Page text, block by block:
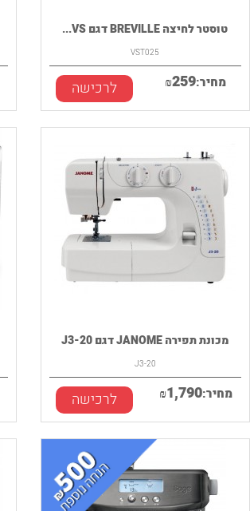
טוסטר לחיצה BREVILLE דגם VS...
VST025
מחיר: ₪259 לרכישה
מכונת תפירה JANOME דגם J3-20
J3-20
מחיר: ₪1,790 לרכישה